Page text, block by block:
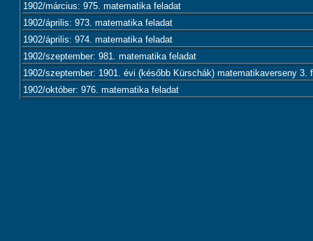
1902/március: 975. matematika feladat
1902/április: 973. matematika feladat
1902/április: 974. matematika feladat
1902/szeptember: 981. matematika feladat
1902/szeptember: 1901. évi (később Kürschák) matematikaverseny 3.
1902/október: 976. matematika feladat